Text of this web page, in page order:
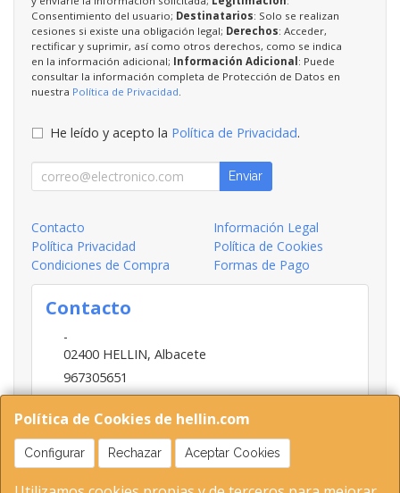
Política de Cookies de hellin.com
Configurar Rechazar Aceptar Cookies
Consentimiento del usuario; Destinatarios: Solo se realizan
cesiones si existe una obligación legal; Derechos: Acceder,
rectificar y suprimir, así como otros derechos, como se indica
en la información adicional; Información Adicional : Puede
consultar la información completa de Protección de Datos en
nuestra Política de Privacidad
He leído y acepto la Política de Privacidad.
Enviar
Contacto
Información Legal
Política Privacidad
Política de Cookies
Condiciones de Compra
Formas de Pago
Contacto
-
02400 HELLIN, Albacete
967305651
INFO@HELLIN.COM
Horario